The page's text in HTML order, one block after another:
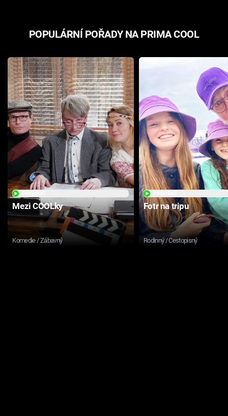
POPULÁRNÍ POŘADY NA PRIMA COOL
Mezi COOLky
Komedie / Zábavný
Fotr na tripu
Rodinný / Cestopisný